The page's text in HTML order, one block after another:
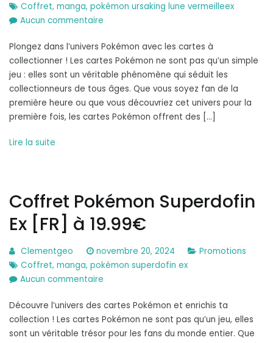
Coffret, manga, pokémon ursaking lune vermeilleex
Aucun commentaire
Pokémon
Ursaking
Lune
Vermeille-
ex
[FR]
Plongez dans l’univers Pokémon avec les cartes à
collectionner ! Les cartes Pokémon ne sont pas qu’un simple
jeu : elles sont un véritable phénomène qui séduit les
collectionneurs de tous âges. Que vous soyez fan de la
première heure ou que vous découvriez cet univers pour la
première fois, les cartes Pokémon offrent des […]
Lire la suite
Coffret Pokémon Superdofin
Ex [FR] à 19.99€
Clementgeo novembre 20, 2024
Promotions
Coffret, manga, pokémon superdofin ex
Aucun commentaire
Pokémon
Superdofin
Ex
Découvre l’univers des cartes Pokémon et enrichis ta
collection ! Les cartes Pokémon ne sont pas qu’un jeu, elles
sont un véritable trésor pour les fans du monde entier. Que